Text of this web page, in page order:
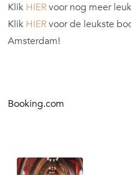
Klik HIERvoor nog meer
Klik HIERvoor de leukste
Amsterdam!
Booking.com